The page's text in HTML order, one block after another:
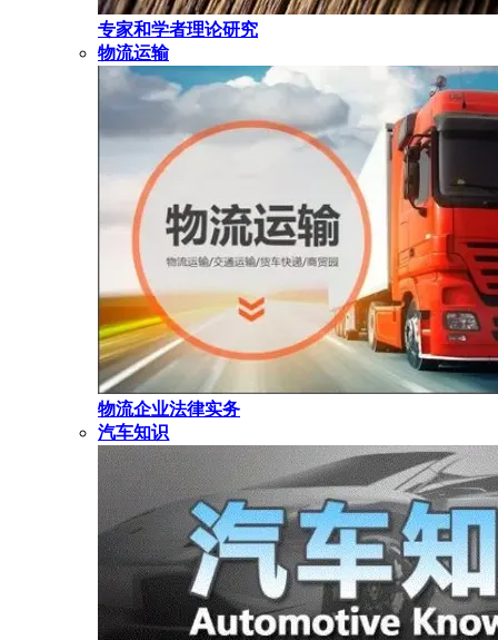
专家和学者理论研究
物流运输
物流企业法律实务
汽车知识